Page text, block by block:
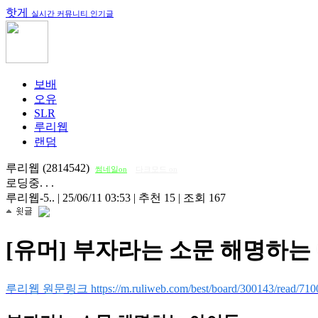
핫게 실시간 커뮤니티 인기글
보배
오유
SLR
루리웹
랜덤
루리웹 (2814542) 썸네일on
로딩중. . .
루리웹-5.. | 25/06/11 03:53 | 추천 15 | 조회 167
[유머] 부자라는 소문 해명하는
루리웹 원문링크 https://m.ruliweb.com/best/board/300143/read/